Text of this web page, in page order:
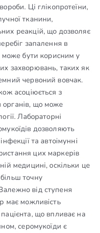
Ці глікопротеїни,
тканини,
реакцій, що дозволяє
запалення в
може бути корисним у
захворювань, таких як
червоний вовчак.
асоціюється з
органів, що може
Лабораторні
дозволяють
та автоімунні
цих маркерів
медицині, оскільки це
точну
від ступеня
має можливість
що впливає на
серомукоїди є